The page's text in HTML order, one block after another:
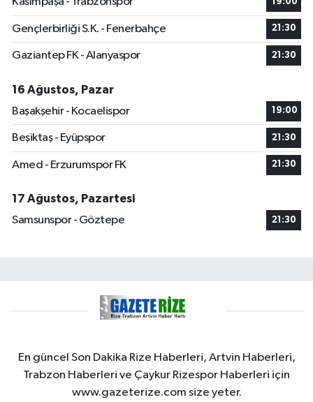
Gençlerbirliği S.K. - Fenerbahçe 21:30
Gaziantep FK - Alanyaspor 21:30
16 Ağustos, Pazar
Başakşehir - Kocaelispor
19:00
Beşiktaş - Eyüpspor 21:30
Amed - Erzurumspor FK 21:30
17 Ağustos, Pazartesi
Samsunspor - Göztepe
21:30
En güncel Son Dakika Rize Haberleri, Artvin Haberleri,
Trabzon Haberleri ve Çaykur Rizespor Haberleri için
www.gazeterize.com size yeter.